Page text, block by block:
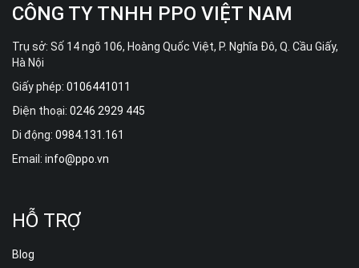
CÔNG TY TNHH PPO VIỆT NAM
Trụ sở: Số 14 ngõ 106, Hoàng Quốc Việt, P. Nghĩa Đô, Q. Cầu Giấy,
Hà Nội
Giấy phép: 0106441011
Điện thoại: 0246 2929 445
Di động: 0984.131.161
Email: info@ppo.vn
HỖ TRỢ
Blog